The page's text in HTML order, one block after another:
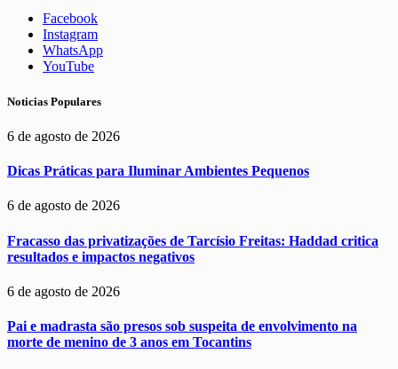
Facebook
Instagram
WhatsApp
YouTube
Noticias Populares
6 de agosto de 2026
Dicas Práticas para Iluminar Ambientes Pequenos
6 de agosto de 2026
Fracasso das privatizações de Tarcísio Freitas: Haddad critica
resultados e impactos negativos
6 de agosto de 2026
Pai e madrasta são presos sob suspeita de envolvimento na
morte de menino de 3 anos em Tocantins